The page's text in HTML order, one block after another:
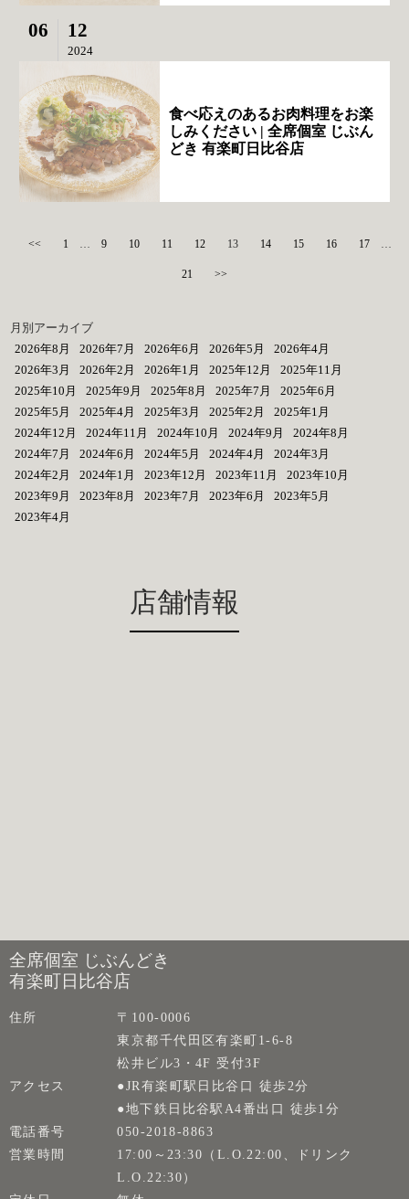
06 12
2024
食べ応えのあるお肉料理をお楽
しみください | 全席個室 じぶん
どき 有楽町日比谷店
<< 1 9 10 11 12 13 14 15 16 17
21 >>
月別アーカイブ
2026年8月
2026年7月 2026年6月 2026年5月
2026年4月
2026年3月
2026年2月 2026年1月 2025年12月
2025年11月
2025年10月
2025年9月 2025年8月 2025年7月
2025年6月
2025年5月
2025年4月 2025年3月 2025年2月
2025年1月
2024年12月
2024年11月 2024年10月 2024年9月
2024年8月
2024年7月
2024年6月 2024年5月 2024年4月
2024年3月
2024年2月
2024年1月 2023年12月 2023年11月
2023年10月
2023年9月
2023年8月 2023年7月 2023年6月
2023年5月
2023年4月
店舗情報
全席個室 じぶんどき
有楽町日比谷店
住所
〒100-0006
東京都千代田区有楽町1-6-8
松井ビル3・4F 受付3F
アクセス
●JR有楽町駅日比谷口 徒歩2分
●地下鉄日比谷駅A4番出口 徒歩1分
電話番号
050-2018-8863
営業時間
17:00～23:30（L.O.22:00、ドリンク
L.O.22:30）